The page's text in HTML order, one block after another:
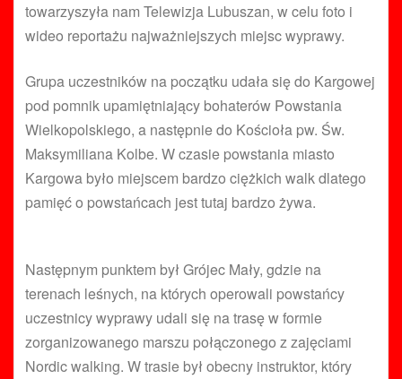
towarzyszyła nam Telewizja Lubuszan, w celu foto i
wideo reportażu najważniejszych miejsc wyprawy.
Grupa uczestników na początku udała się do Kargowej
pod pomnik upamiętniający bohaterów Powstania
Wielkopolskiego, a następnie do Kościoła pw. Św.
Maksymiliana Kolbe. W czasie powstania miasto
Kargowa było miejscem bardzo ciężkich walk dlatego
pamięć o powstańcach jest tutaj bardzo żywa.
Następnym punktem był Grójec Mały, gdzie na
terenach leśnych, na których operowali powstańcy
uczestnicy wyprawy udali się na trasę w formie
zorganizowanego marszu połączonego z zajęciami
Nordic walking. W trasie był obecny instruktor, który